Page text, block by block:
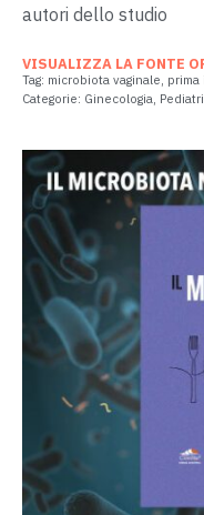
autori dello studio
VISUALIZZA LA FONTE
Tag: microbiota vaginale, prima
Categorie: Ginecologia,